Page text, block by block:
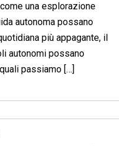
una esplorazione
autonoma possano
più appagante, il
autonomi possano
passiamo […]